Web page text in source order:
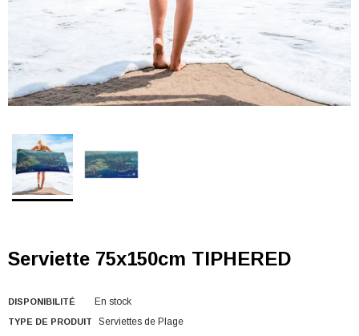
Serviette 75x150cm TIPHERED
DISPONIBILITÉ En stock
TYPE DE PRODUIT Serviettes de Plage